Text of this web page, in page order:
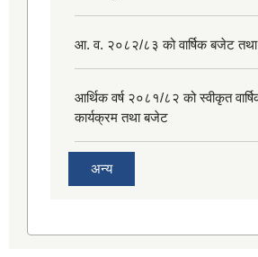
आ. व. २०८२/८३ को वार्षिक बजेट तथा
आर्थिक वर्ष २०८१/८२ को स्वीकृत
कार्यक्रम तथा बजेट
अन्य